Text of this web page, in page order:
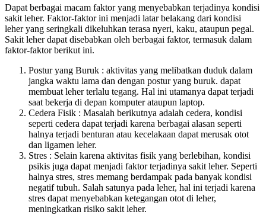
Dapat berbagai macam faktor yang menyebabkan terjadinya kondisi
sakit leher. Faktor-faktor ini menjadi latar belakang dari kondisi
leher yang seringkali dikeluhkan terasa nyeri, kaku, ataupun pegal.
Sakit leher dapat disebabkan oleh berbagai faktor, termasuk dalam
faktor-faktor berikut ini.
Postur yang Buruk : aktivitas yang melibatkan duduk dalam
jangka waktu lama dan dengan postur yang buruk. dapat
membuat leher terlalu tegang. Hal ini utamanya dapat terjadi
saat bekerja di depan komputer ataupun laptop.
Cedera Fisik : Masalah berikutnya adalah cedera, kondisi
seperti cedera dapat terjadi karena berbagai alasan seperti
halnya terjadi benturan atau kecelakaan dapat merusak otot
dan ligamen leher.
Stres : Selain karena aktivitas fisik yang berlebihan, kondisi
psikis juga dapat menjadi faktor terjadinya sakit leher. Seperti
halnya stres, stres memang berdampak pada banyak kondisi
negatif tubuh. Salah satunya pada leher, hal ini terjadi karena
stres dapat menyebabkan ketegangan otot di leher,
meningkatkan risiko sakit leher.